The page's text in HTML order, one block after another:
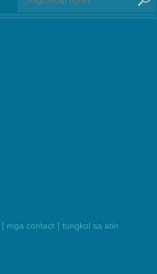
mga contact tungkol sa atin